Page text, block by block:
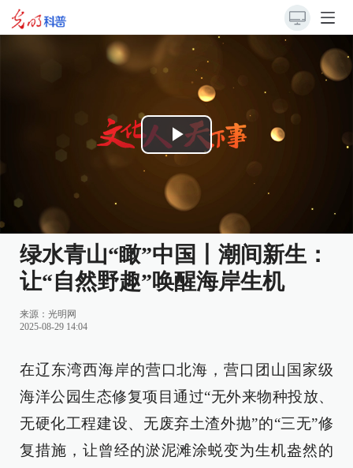
Play
Video
绿水青山“瞰”中国丨潮间新生：
让“自然野趣”唤醒海岸生机
来源： 光明网
2025-08-29 14:04
在辽东湾西海岸的营口北海，营口团山国家级
海洋公园生态修复项目通过“无外来物种投放、
无硬化工程建设、无废弃土渣外抛”的“三无”修
复措施，让曾经的淤泥滩涂蜕变为生机盎然的